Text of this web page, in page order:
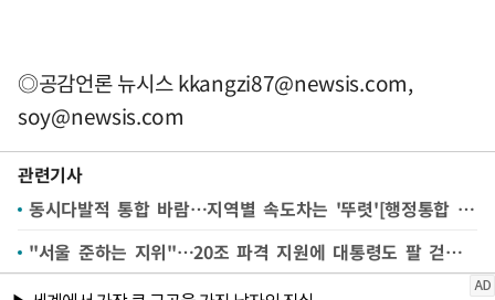
◎공감언론 뉴시스kkangzi87@newsis.com,
soy@newsis.com
관련기사
동시다발적 통합 바람…지역별 속도차는 '뚜렷'[행정통합 바람②]
"서울 준하는 지위"…20조 파격 지원에 대통령도 팔 걷어[행정통합 바람①]